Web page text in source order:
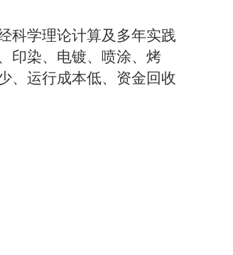
科学理论计算及多年实践
印染、电镀、喷涂、烤
、运行成本低、资金回收